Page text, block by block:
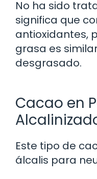
No ha sido
significa que
antioxidantes,
grasa es
desgrasado.
Cacao en
Este tipo de
álcalis para